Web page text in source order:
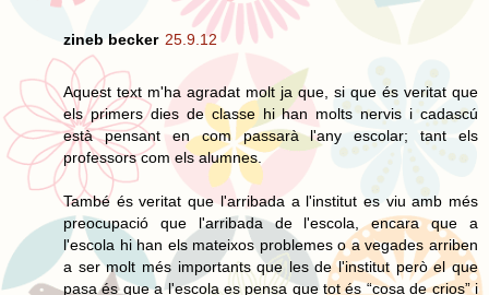
zineb becker 25.9.12
Aquest text m'ha agradat molt ja que, si que és veritat que
els primers dies de classe hi han molts nervis i cadascú
està pensant en com passarà l'any escolar; tant els
professors com els alumnes.
També és veritat que l'arribada a l'institut es viu amb més
preocupació que l'arribada de l'escola, encara que a
l'escola hi han els mateixos problemes o a vegades arriben
a ser molt més importants que les de l'institut però el que
pasa és que a l'escola es pensa que tot és “cosa de crios” i